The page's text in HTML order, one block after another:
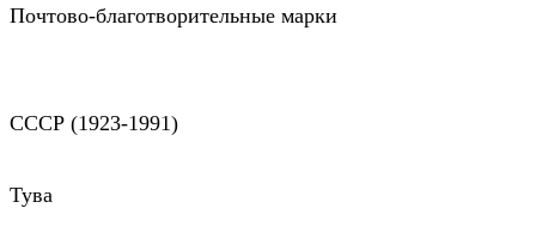
Почтово-благотворительные марки
СССР (1923-1991)
Тува